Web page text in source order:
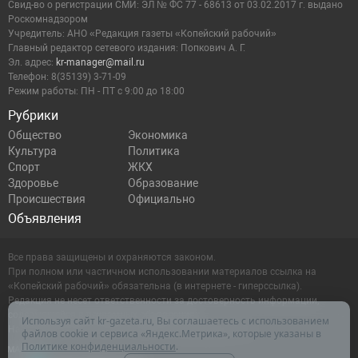
Рубрики
Общество
Экономика
Культура
Политика
Спорт
ЖКХ
Здоровье
Образование
Происшествия
Официально
Объявления
Cвид-во о регистрации СМИ: ЭЛ № ФС 77 - 68613 от 03.02.2017 г. выдано
Роскомнадзором
Учредитель: АНО «Редакция газеты «Копейский рабочий»
Главный редактор сетевого издания: Попкович А. Г.
Эл. адрес: kr-manager@mail.ru
Телефон: 8(35139) 3-71-09
Режим работы: ПН - ПТ с 9:00 до 18:00
Все права защищены и охраняются законом.
При полном или частичном использовании материалов ссылка на
«Копейский рабочий» обязательна (в интернете - гиперссылка).
Редакция не несет ответственности за достоверность информации,
содержащейся в рекламных объявлениях.
Настоящий ресурс может содержать материалы 16+
Используя сайт kr-gazeta.ru, Вы соглашаетесь с использованием
файлов cookie и сервиса «Яндекс.Метрика», которые указаны в
Политике конфиденциальности.